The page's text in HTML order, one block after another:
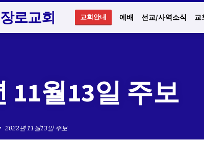
로교회 교회안내 예배 선교/사역소식 교
11월13일 주보
2022년 11월13일 주보